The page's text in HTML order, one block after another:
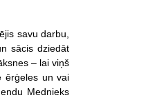
savu darbu,
sācis dziedāt
– lai viņš
ērģeles un vai
Mednieks